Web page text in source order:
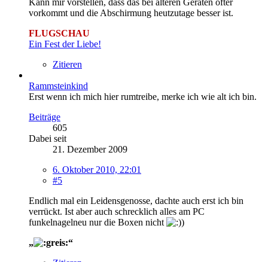
vorkommt und die Abschirmung heutzutage besser ist.
FLUGSCHAU
Ein Fest der Liebe!
Zitieren
Rammsteinkind
Erst wenn ich mich hier rumtreibe, merke ich wie alt ich bin.
Beiträge
605
Dabei seit
21. Dezember 2009
6. Oktober 2010, 22:01
#5
Endlich mal ein Leidensgenosse, dachte auch erst ich bin
verrückt. Ist aber auch schrecklich alles am PC
funkelnagelneu nur die Boxen nicht
„
“